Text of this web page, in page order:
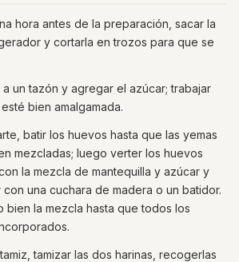
hora antes de la preparación, sacar la
y cortarla en trozos para que se
a un tazón y agregar el azúcar; trabajar
bien amalgamada.
batir los huevos hasta que las yemas
mezcladas; luego verter los huevos
la mezcla de mantequilla y azúcar y
una cuchara de madera o un batidor.
bien la mezcla hasta que todos los
tamizar las dos harinas, recogerlas